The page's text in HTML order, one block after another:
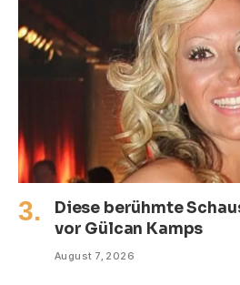
Diese berühmte
vor Gülcan Kamps
August 7, 2026